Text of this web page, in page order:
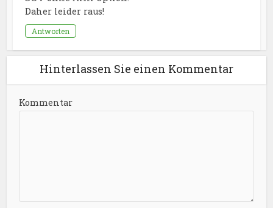
Daher leider raus!
Antworten
Hinterlassen Sie einen Kommentar
Kommentar